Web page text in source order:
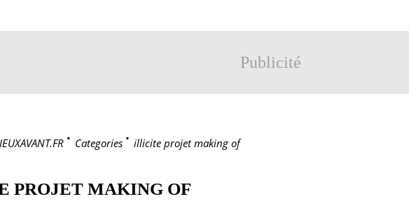
Publicité
> Categories > illicite projet making of
PROJET MAKING OF